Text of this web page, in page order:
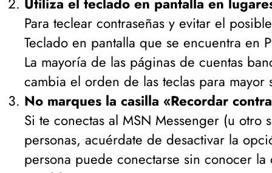
Para teclear contraseñas y evitar el
Teclado en pantalla que se encuentra en
La mayoría de las páginas de cuentas
cambia el orden de las teclas para mayor
No marques la casilla «Recordar
Si te conectas al MSN Messenger (u otro
personas, acuérdate de desactivar la
persona puede conectarse sin conocer la